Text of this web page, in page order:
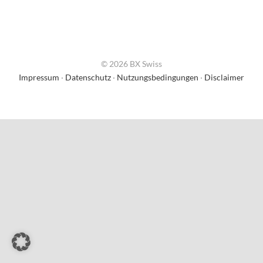
© 2026 BX Swiss
Impressum · Datenschutz · Nutzungsbedingungen · Disclaimer